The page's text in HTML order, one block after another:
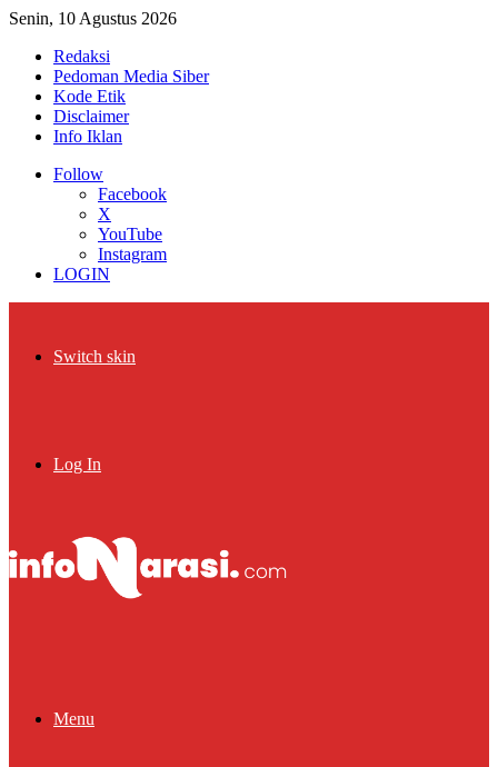
Senin, 10 Agustus 2026
Redaksi
Pedoman Media Siber
Kode Etik
Disclaimer
Info Iklan
Follow
Facebook
X
YouTube
Instagram
LOGIN
Switch skin
Log In
Menu